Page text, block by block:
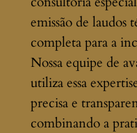
emissão de laudos
completa para a
Nossa equipe de
utiliza essa
precisa e
combinando a